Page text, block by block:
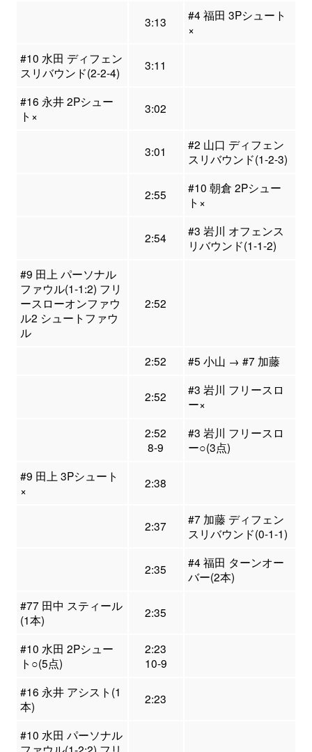
3:13
#4 福田 3Pシュート
×
#10 水田 ディフェン
スリバウンド(2-2-4)
3:11
#16 永井 2Pシュー
ト×
3:02
3:01
#2 山口 ディフェン
スリバウンド(1-2-3)
2:55
#10 朝倉 2Pシュー
ト×
2:54
#3 岩川 オフェンス
リバウンド(1-1-2)
#9 田上 パーソナル
ファウル(1-1:2) フリ
ースローオンファウ
ル2 シュートファウ
ル
2:52
2:52 #5 小山 → #7 加藤
2:52
#3 岩川 フリースロ
ー×
2:52
8-9
#3 岩川 フリースロ
ー○(3点)
#9 田上 3Pシュート
×
2:38
2:37
#7 加藤 ディフェン
スリバウンド(0-1-1)
2:35
#4 福田 ターンオー
バー(2本)
#77 田中 スティール
(1本)
2:35
#10 水田 2Pシュー
ト○(5点)
2:23
10-9
#16 永井 アシスト(1
本)
2:23
#10 水田 パーソナル